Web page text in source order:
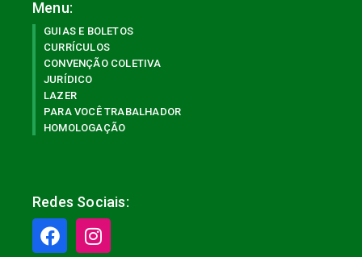
Menu:
GUIAS E BOLETOS
CURRÍCULOS
CONVENÇÃO COLETIVA
JURÍDICO
LAZER
PARA VOCÊ TRABALHADOR
HOMOLOGAÇÃO
Redes Sociais: